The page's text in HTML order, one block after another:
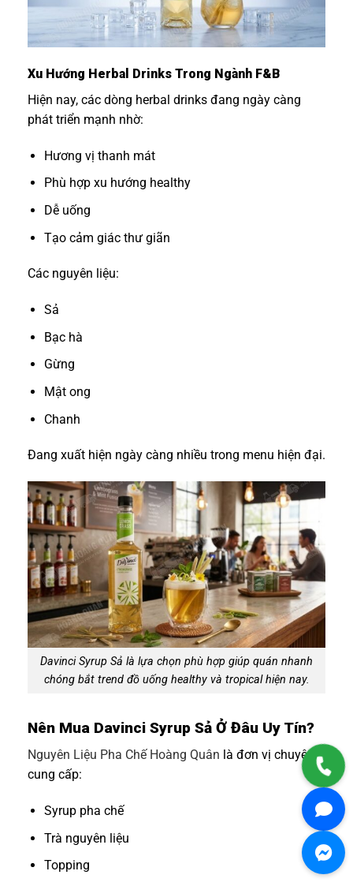
Xu Hướng Herbal Drinks Trong Ngành F&B
Hiện nay, các dòng herbal drinks đang ngày càng
phát triển mạnh nhờ:
Hương vị thanh mát
Phù hợp xu hướng healthy
Dễ uống
Tạo cảm giác thư giãn
Các nguyên liệu:
Sả
Bạc hà
Gừng
Mật ong
Chanh
Đang xuất hiện ngày càng nhiều trong menu hiện đại.
Davinci Syrup Sả là lựa chọn phù hợp giúp quán nhanh
chóng bắt trend đồ uống healthy và tropical hiện nay.
Nên Mua Davinci Syrup Sả Ở Đâu Uy Tín?
Nguyên Liệu Pha Chế Hoàng Quân là đơn vị chuyên
cung cấp:
Syrup pha chế
Trà nguyên liệu
Topping